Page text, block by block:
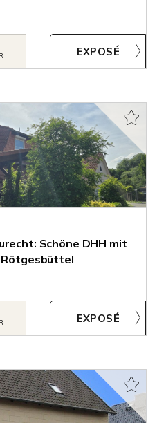
Schöne DHH mit
Rötgesbüttel